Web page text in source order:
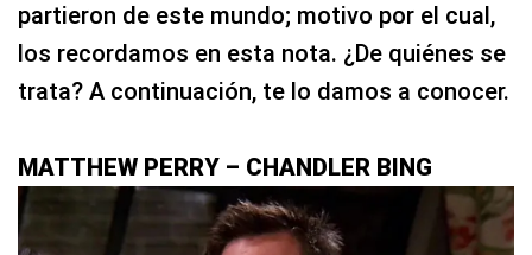
partieron de este mundo; motivo por el cual,
los recordamos en esta nota. ¿De quiénes se
trata? A continuación, te lo damos a conocer.
MATTHEW PERRY – CHANDLER BING